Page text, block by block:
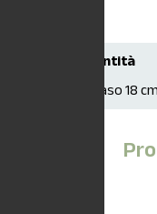
Scegli la quantità
Vaso 14 cm, Vaso 18